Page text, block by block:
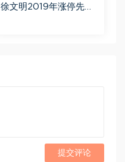
徐文明2019年涨停先锋
提交评论